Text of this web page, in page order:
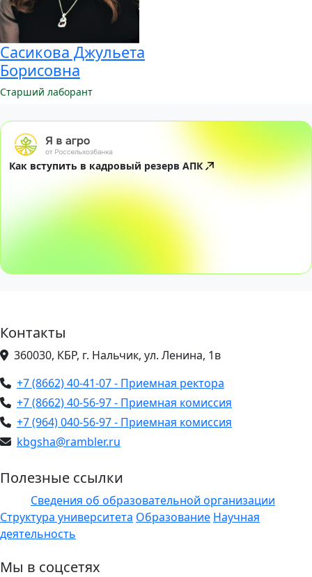
Сасикова Джульета
Борисовна
Старший лаборант
Как вступить в кадровый резерв АПК
Контакты
360030, КБР, г. Нальчик, ул. Ленина, 1в
+7 (8662) 40-41-07 - Приемная ректора
+7 (8662) 40-56-97 - Приемная комиссия
+7 (964) 040-56-97 - Приемная комиссия
kbgsha@rambler.ru
Полезные ссылки
Сведения об образовательной организации
Структура университета Образование Научная
деятельность
Мы в соцсетях